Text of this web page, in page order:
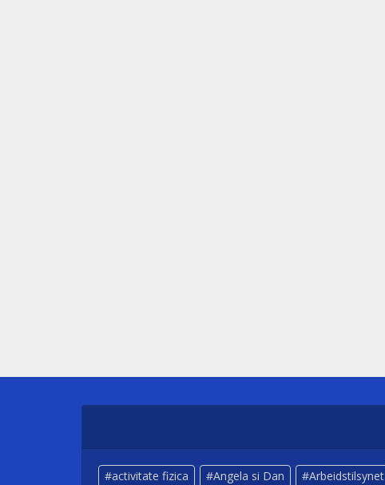
activitate fizica Angela si Dan Arbeidstilsynet